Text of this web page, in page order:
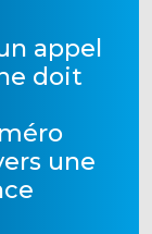
appel
doit
une